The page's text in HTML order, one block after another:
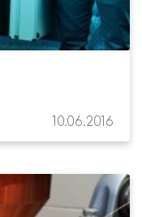
10.06.2016